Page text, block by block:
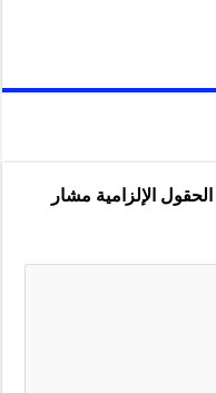
الحقول الإلزامية مشار